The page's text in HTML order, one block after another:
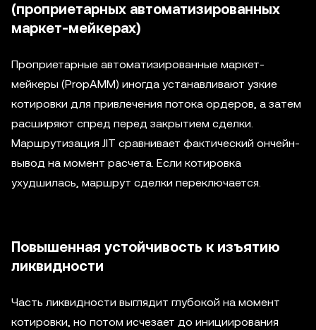
(проприетарных автоматизированных
маркет-мейкерах)
Проприетарные автоматизированные маркет-
мейкеры (PropAMM) иногда устанавливают узкие
котировки для привлечения потока ордеров, а затем
расширяют спред перед закрытием сделки.
Маршрутизация JIT сравнивает фактический ончейн-
вывод на момент расчета. Если котировка
ухудшилась, маршрут сделки переключается.
Повышенная устойчивость к изъятию
ликвидности
Часть ликвидности выглядит глубокой на момент
котировки, но потом исчезает до инициирования